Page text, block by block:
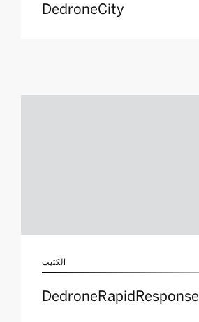
DedroneCity
الكتيب
DedroneRapidResponse